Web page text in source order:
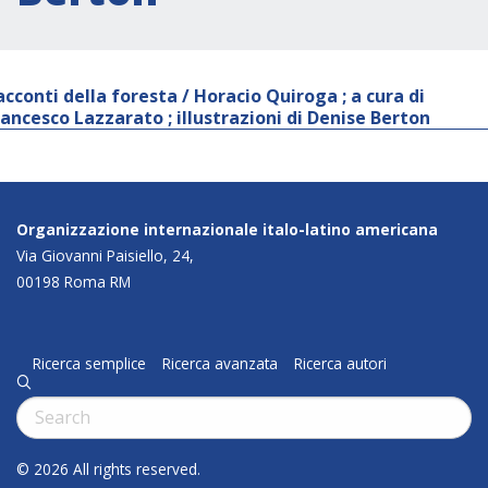
della foresta / Horacio Quiroga ; a cura di
Lazzarato ; illustrazioni di Denise Berton
Organizzazione internazionale italo-latino americana
Via Giovanni Paisiello, 24,
00198 Roma RM
Ricerca semplice Ricerca avanzata Ricerca autori
q
Cerca:
© 2026 All rights reserved.